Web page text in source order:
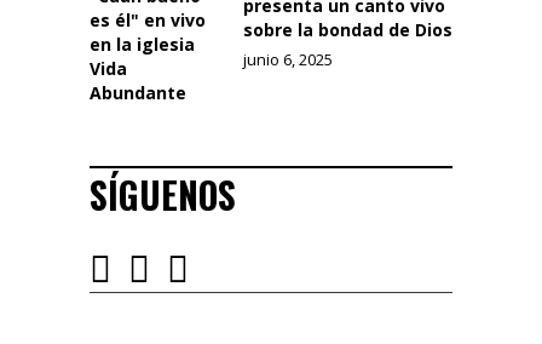
presenta un canto vivo
sobre la bondad de Dios
junio 6, 2025
SÍGUENOS